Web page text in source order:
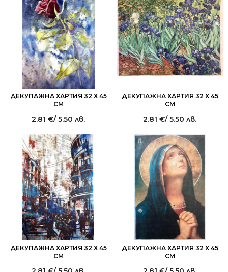
ДЕКУПАЖНА ХАРТИЯ 32 Х 45
СМ
2.81 €/ 5.50 лв.
ДЕКУПАЖНА ХАРТИЯ 32 Х 45
СМ
2.81 €/ 5.50 лв.
ДЕКУПАЖНА ХАРТИЯ 32 Х 45
СМ
ДЕКУПАЖНА ХАРТИЯ 32 Х 45
СМ